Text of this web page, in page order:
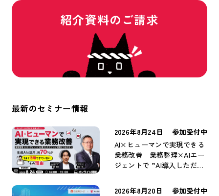
紹介資料のご請求
最新のセミナー情報
2026年8月24日
参加受付中
AI×ヒューマンで実現できる
業務改善 業務整理×AIエー
ジェントで ”AI導入しただ
2026年8月20日
参加受付中